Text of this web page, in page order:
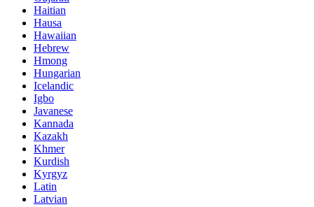
Haitian
Hausa
Hawaiian
Hebrew
Hmong
Hungarian
Icelandic
Igbo
Javanese
Kannada
Kazakh
Khmer
Kurdish
Kyrgyz
Latin
Latvian